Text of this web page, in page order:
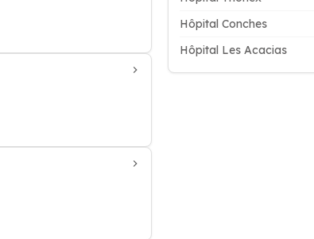
Hôpital Conches
Hôpital Les Acacias